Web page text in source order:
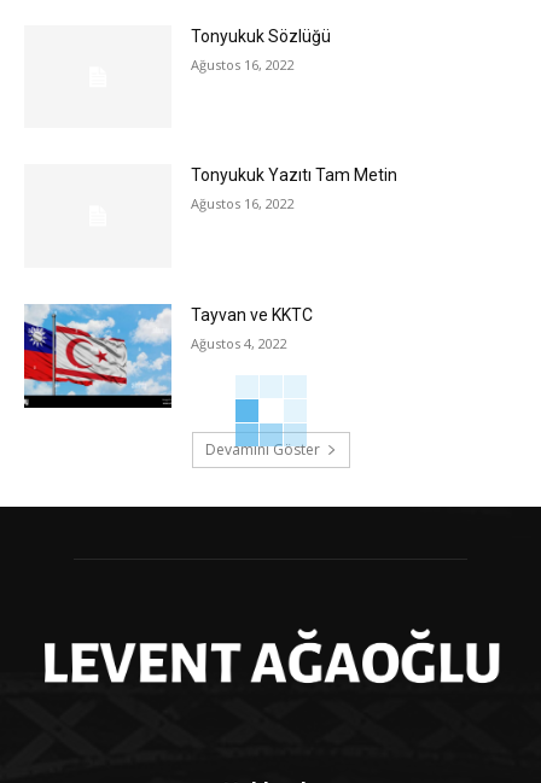
Tonyukuk Sözlüğü
Ağustos 16, 2022
Tonyukuk Yazıtı Tam Metin
Ağustos 16, 2022
Tayvan ve KKTC
Ağustos 4, 2022
Devamını Göster